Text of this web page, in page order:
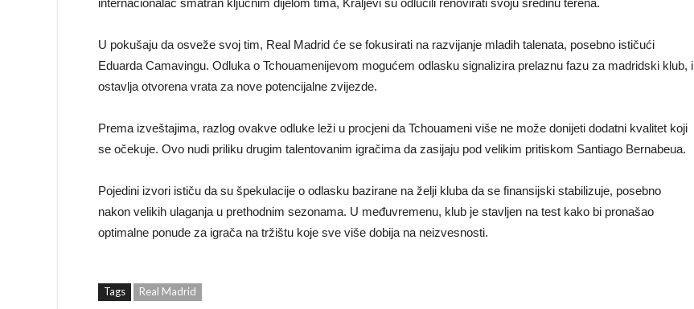
internacionalac smatran ključnim dijelom tima, Kraljevi su odlučili renovirati svoju sredinu terena.
U pokušaju da osveže svoj tim, Real Madrid će se fokusirati na razvijanje mladih talenata, posebno ističući
Eduarda Camavingu. Odluka o Tchouamenijevom mogućem odlasku signalizira prelaznu fazu za madridski klub, i
ostavlja otvorena vrata za nove potencijalne zvijezde.
Prema izveštajima, razlog ovakve odluke leži u procjeni da Tchouameni više ne može donijeti dodatni kvalitet koji
se očekuje. Ovo nudi priliku drugim talentovanim igračima da zasijaju pod velikim pritiskom Santiago Bernabeua.
Pojedini izvori ističu da su špekulacije o odlasku bazirane na želji kluba da se finansijski stabilizuje, posebno
nakon velikih ulaganja u prethodnim sezonama. U međuvremenu, klub je stavljen na test kako bi pronašao
optimalne ponude za igrača na tržištu koje sve više dobija na neizvesnosti.
Tags Real Madrid